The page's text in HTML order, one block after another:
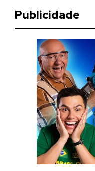
Publicidade